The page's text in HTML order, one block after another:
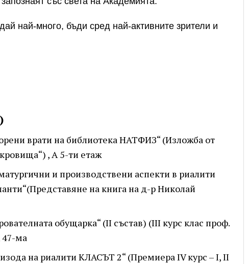
най-много, бъди сред най-активните зрители и
врати на библиотека НАТФИЗ“ (Изложба от
, А 5-ти етаж
и производствени аспекти в риалити
на книга на д-р Николай
обущарка“ (II състав) (III курс клас проф.
47-ма
на риалити КЛАСЪТ 2“ (Премиера IV курс – I, II